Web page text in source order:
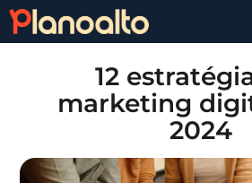
12
marketing
2024